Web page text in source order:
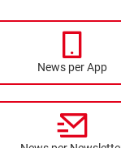
News per App